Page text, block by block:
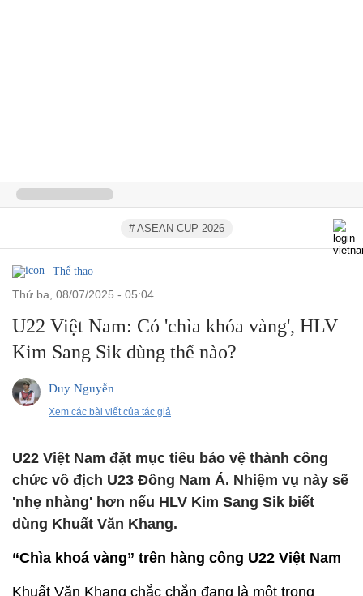
# ASEAN CUP 2026
Thể thao
thứ ba, 08/07/2025 - 05:04
U22 Việt Nam: Có 'chìa khóa vàng', HLV
Kim Sang Sik dùng thế nào?
Duy Nguyễn
Xem các bài viết của tác giả
U22 Việt Nam đặt mục tiêu bảo vệ thành công
chức vô địch U23 Đông Nam Á. Nhiệm vụ này sẽ
'nhẹ nhàng' hơn nếu HLV Kim Sang Sik biết
dùng Khuất Văn Khang.
“Chìa khoá vàng” trên hàng công U22 Việt Nam
Khuất Văn Khang chắc chắn đang là một trong